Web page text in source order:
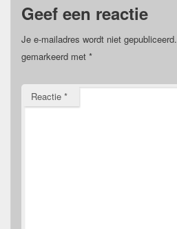
Geef een reactie
Je e-mailadres wordt niet gepubliceerd.
gemarkeerd met *
Reactie *